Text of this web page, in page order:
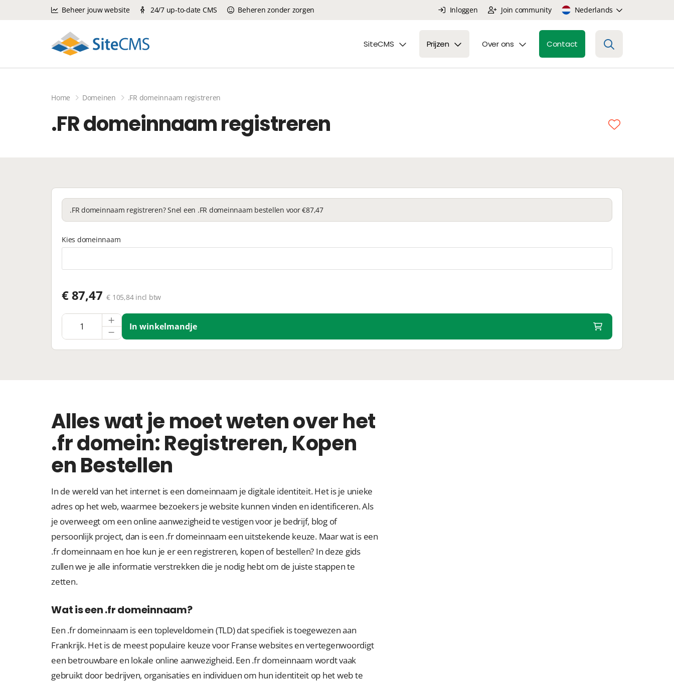
Home Domeinen .FR domeinnaam registreren
.FR domeinnaam registreren
.FR domeinnaam registreren? Snel een .FR domeinnaam bestellen voor €87,47
Kies domeinnaam
€ 87,47 € 105,84 incl btw
In winkelmandje
Alles wat je moet weten over het
.fr domein: Registreren, Kopen
en Bestellen
In de wereld van het internet is een domeinnaam je digitale identiteit. Het is je unieke
adres op het web, waarmee bezoekers je website kunnen vinden en identificeren. Als
je overweegt om een online aanwezigheid te vestigen voor je bedrijf, blog of
persoonlijk project, dan is een .fr domeinnaam een uitstekende keuze. Maar wat is een
.fr domeinnaam en hoe kun je er een registreren, kopen of bestellen? In deze gids
zullen we je alle informatie verstrekken die je nodig hebt om de juiste stappen te
zetten.
Wat is een .fr domeinnaam?
Een .fr domeinnaam is een topleveldomein (TLD) dat specifiek is toegewezen aan
Frankrijk. Het is de meest populaire keuze voor Franse websites en vertegenwoordigt
een betrouwbare en lokale online aanwezigheid. Een .fr domeinnaam wordt vaak
gebruikt door bedrijven, organisaties en individuen om hun identiteit op het web te
Beheer jouw website 24/7 up-to-date CMS Beheren zonder zorgen Inloggen Join community Nederlands
SiteCMS Prijzen Over ons Contact